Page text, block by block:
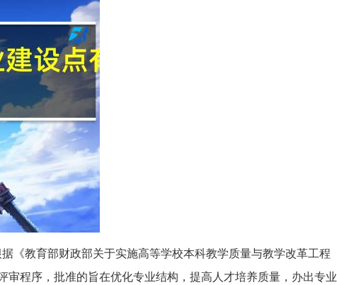
《教育部财政部关于实施高等学校本科教学质量与教学改革工程
程序，批准的旨在优化专业结构，提高人才培养质量，办出专业